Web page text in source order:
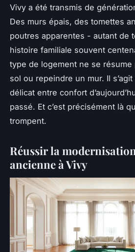
Vivy a été transmis de
Des murs épais, des tomettes
poutres apparentes - autant de
histoire familiale souvent
type de logement ne se résume
sol ou repeindre un mur. Il s’agit
délicat entre confort
passé. Et c’est précisément là
trompent.
Réussir la
ancienne à Vivy